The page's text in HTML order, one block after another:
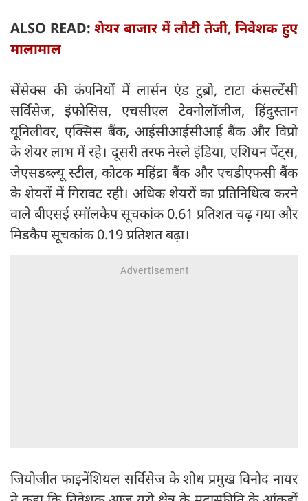
ALSO READ:शेयर बाजार में लौटी तेजी, निवेशक हुए
मालामाल
सेंसेक्स की कंपनियों में लार्सन एंड टुब्रो, टाटा कंसल्टेंसी
सर्विसेज, इंफोसिस, एचसीएल टेक्नोलॉजीज, हिंदुस्तान
यूनिलीवर, एक्सिस बैंक, आईसीआईसीआई बैंक और विप्रो
के शेयर लाभ में रहे। दूसरी तरफ नेस्ले इंडिया, एशियन पेंट्स,
जेएसडब्ल्यू स्टील, कोटक महिंद्रा बैंक और एचडीएफसी बैंक
के शेयरों में गिरावट रही। अधिक शेयरों का प्रतिनिधित्व करने
वाले बीएसई स्मॉलकैप सूचकांक 0.61 प्रतिशत चढ़ गया और
मिडकैप सूचकांक 0.19 प्रतिशत बढ़ा।
जियोजीत फाइनेंशियल सर्विसेज के शोध प्रमुख विनोद नायर